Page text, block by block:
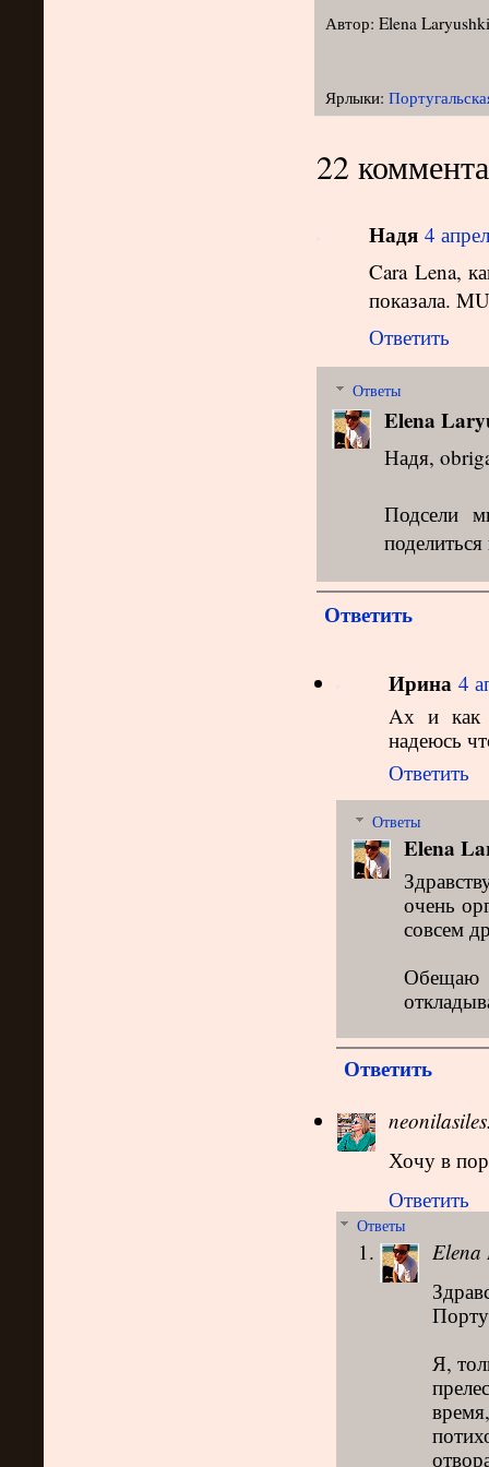
Автор: Elena
Ярлыки:
22
Надя 4
Cara Lena,
показала.
Ответить
Ответы
Elena
Надя,
Подсели
Ответить
Ирина 4
Aх и как
надеюсь
Ответить
Ответы
Elena
очень
совсем
Обещаю
Ответить
Хочу в
Ответить
Ответы
Elena
Я,